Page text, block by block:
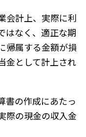
会計上、実際に利
はなく、適正な期
帰属する金額が損
金として計上され
書の作成にあたっ
際の現金の収入金